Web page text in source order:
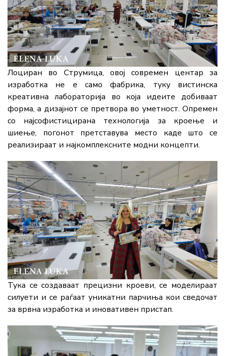
Лоциран во Струмица,овојсовремен центарза
изработка не есамофабрика, туку вистинска
креативна лабораторија во која идеитедобиваат
форма,а дизајнот се претвора во уметност.Опремен
со најсофистицирана технологија за кроење и
шиење, погонот претставува место каде штосе
реализираат и најкомплексните модни концепти.
Тука сесоздаваат прецизни кроеви,се моделираат
силуети и се раѓаат уникатни парчиња кои сведочат
за врвна изработка и иновативен пристап.